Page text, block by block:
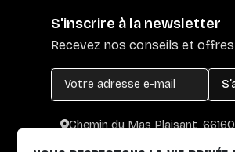
S'inscrire à la newsletter
Recevez nos conseils et
Chemin du Mas Plaisant,